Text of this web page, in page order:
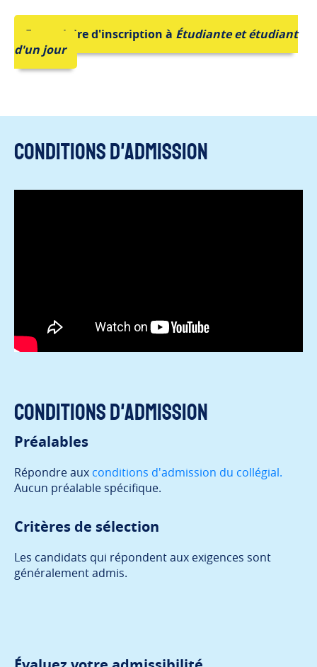
Formulaire d'inscription à Étudiante et étudiant
d'un jour
Conditions d'admission
Conditions d'admission
Préalables
Répondre aux conditions d'admission du collégial.
Aucun préalable spécifique.
Critères de sélection
Les candidats qui répondent aux exigences sont
généralement admis.